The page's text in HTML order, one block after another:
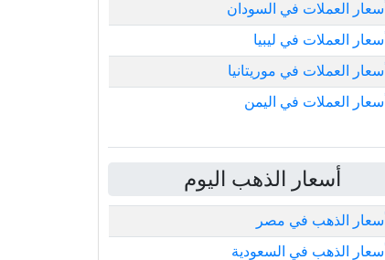
أسعار العملات في السودان
أسعار العملات في ليبيا
أسعار العملات في موريتانيا
أسعار العملات في اليمن
أسعار الذهب اليوم
أسعار الذهب في مصر
أسعار الذهب في السعودية